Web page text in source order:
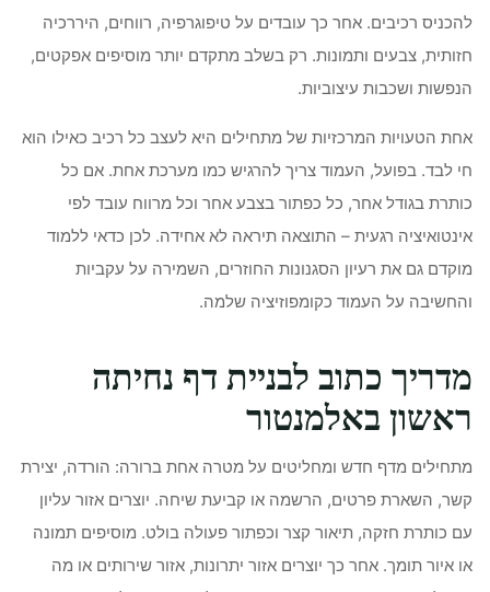
להכניס רכיבים. אחר כך עובדים על טיפוגרפיה, רווחים, היררכיה
חזותית, צבעים ותמונות. רק בשלב מתקדם יותר מוסיפים אפקטים,
הנפשות ושכבות עיצוביות.
אחת הטעויות המרכזיות של מתחילים היא לעצב כל רכיב כאילו הוא
חי לבד. בפועל, העמוד צריך להרגיש כמו מערכת אחת. אם כל
כותרת בגודל אחר, כל כפתור בצבע אחר וכל מרווח עובד לפי
אינטואיציה רגעית – התוצאה תיראה לא אחידה. לכן כדאי ללמוד
מוקדם גם את רעיון הסגנונות החוזרים, השמירה על עקביות
והחשיבה על העמוד כקומפוזיציה שלמה.
מדריך כתוב לבניית דף נחיתה
ראשון באלמנטור
מתחילים מדף חדש ומחליטים על מטרה אחת ברורה: הורדה, יצירת
קשר, השארת פרטים, הרשמה או קביעת שיחה. יוצרים אזור עליון
עם כותרת חזקה, תיאור קצר וכפתור פעולה בולט. מוסיפים תמונה
או איור תומך. אחר כך יוצרים אזור יתרונות, אזור שירותים או מה